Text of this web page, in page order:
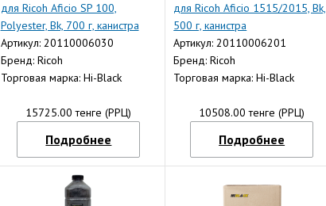
для Ricoh Aficio SP 100,
Polyester, Bk, 700 г, канистра
Артикул: 20110006030
Бренд: Ricoh
Торговая марка: Hi-Black
15725.00 тенге (РРЦ)
Подробнее
для Ricoh Aficio 1515/2015, Bk,
500 г, канистра
Артикул: 20110006201
Бренд: Ricoh
Торговая марка: Hi-Black
10508.00 тенге (РРЦ)
Подробнее